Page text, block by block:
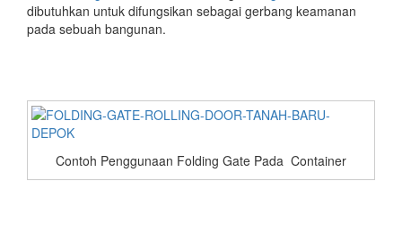
dibutuhkan untuk difungsikan sebagai gerbang keamanan
pada sebuah bangunan.
Contoh Penggunaan Folding Gate Pada Container